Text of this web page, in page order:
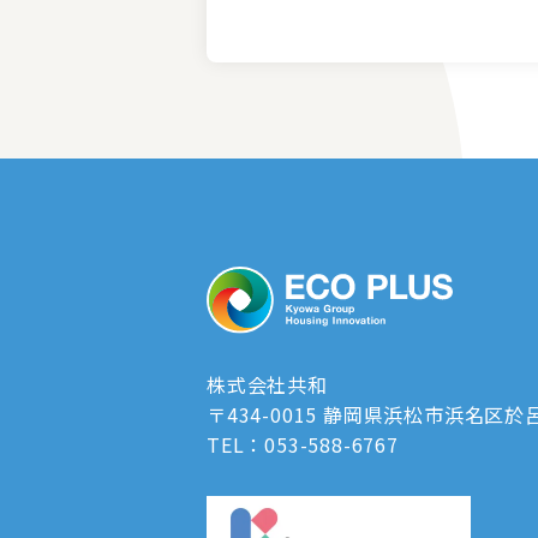
株式会社共和
〒434-0015 静岡県浜松市浜名区於
TEL：053-588-6767